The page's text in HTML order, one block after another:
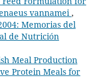
vannamei ,
Memorias del
de Nutrición
Meal Production
Protein Meals for